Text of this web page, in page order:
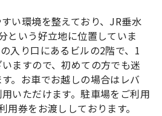
い環境を整えており、JR垂水
という好立地に位置していま
入り口にあるビルの2階で、1
ますので、初めての方でも迷
。お車でお越しの場合はレバ
いただけます。駐車場をご利用
用券をお渡ししております。